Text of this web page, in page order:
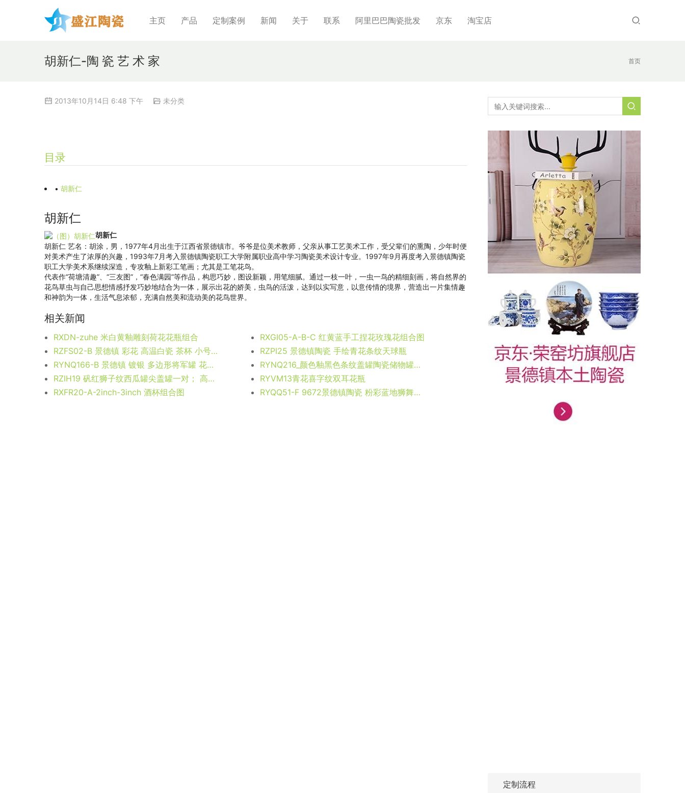
主页 产品 定制案例 新闻 关于 联系 阿里巴巴陶瓷批发 京东 淘宝店
首页
胡新仁-陶 瓷 艺 术 家
2013年10月14日 6:48 下午 未分类
目录
• 胡新仁
胡新仁
胡新仁
胡新仁 艺名：胡涂，男，1977年4月出生于江西省景德镇市。爷爷是位美术教师，父亲从事工艺美术工作，受父辈们的熏陶，少年时便
对美术产生了浓厚的兴趣，1993年7月考入景德镇陶瓷职工大学附属职业高中学习陶瓷美术设计专业。1997年9月再度考入景德镇陶瓷
职工大学美术系继续深造，专攻釉上新彩工笔画；尤其是工笔花鸟。
代表作“荷塘清趣”、“三友图”，“春色满园”等作品，构思巧妙，图设新颖，用笔细腻。通过一枝一叶，一虫一鸟的精细刻画，将自然界的
花鸟草虫与自己思想情感抒发巧妙地结合为一体，展示出花的娇美，虫鸟的活泼，达到以实写意，以意传情的境界，营造出一片集情趣
和神韵为一体，生活气息浓郁，充满自然美和流动美的花鸟世界。
相关新闻
RXDN-zuhe 米白黄釉雕刻荷花花瓶组合
RXGI05-A-B-C 红黄蓝手工捏花玫瑰花组合图
RZFS02-B 景德镇 彩花 高温白瓷 茶杯 小号水杯
RZPI25 景德镇陶瓷 手绘青花条纹天球瓶
RYNQ166-B 景德镇 镀银 多边形将军罐 花瓶 艺术摆件品
RYNQ216_颜色釉黑色条纹盖罐陶瓷储物罐密封罐
RZIH19 矾红狮子纹西瓜罐尖盖罐一对； 高：21.5直径：22.2口径：9.2底径：14.7重量：1.6KG
RYVM13青花喜字纹双耳花瓶
RXFR20-A-2inch-3inch 酒杯组合图
RYQQ51-F 9672景德镇陶瓷 粉彩蓝地狮舞图纹茶叶罐 盖罐 储物罐
定制流程